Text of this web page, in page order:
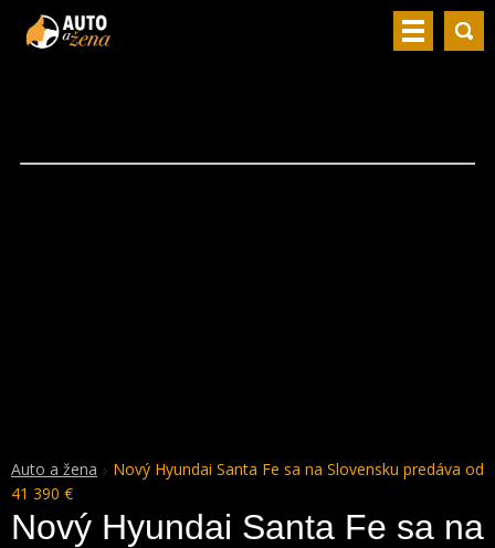
Auto a žena
Nový Hyundai Santa Fe sa na Slovensku predáva od
41 390 €
Nový Hyundai Santa Fe sa na